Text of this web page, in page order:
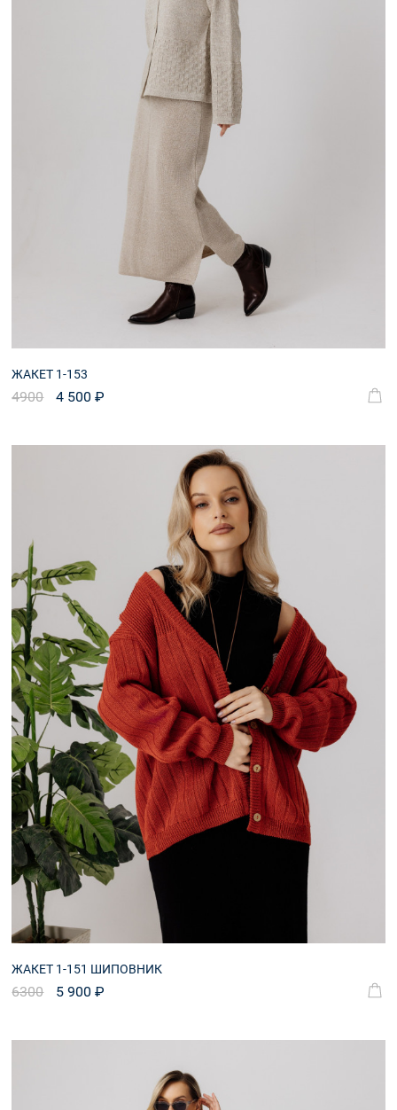
ЖАКЕТ 1-153
4900 4 500 ₽
ЖАКЕТ 1-151 ШИПОВНИК
6300 5 900 ₽